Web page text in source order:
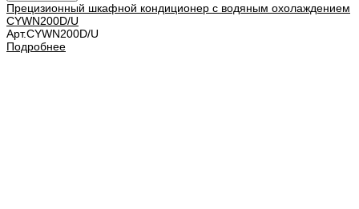
Прецизионный шкафной кондиционер с водяным охолаждением
CYWN200D/U
Арт.CYWN200D/U
Подробнее